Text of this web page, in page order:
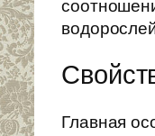
Главная